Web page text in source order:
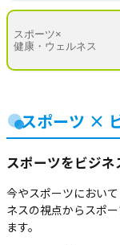
スポーツ×
健康・ウェルネス
スポーツ ×
スポーツをビジネ
今やスポーツにおい
ネスの視点からスポ
ます。